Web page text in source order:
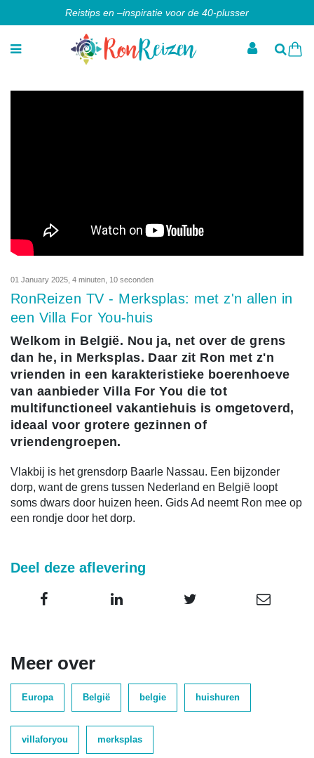
Reistips en –inspiratie voor de 40-plusser
01 January 2025 4 minuten, 10 seconden
RonReizen TV - Merksplas: met z'n allen in
een Villa For You-huis
Welkom in België. Nou ja, net over de grens
dan he, in Merksplas. Daar zit Ron met z'n
vrienden in een karakteristieke boerenhoeve
van aanbieder Villa For You die tot
multifunctioneel vakantiehuis is omgetoverd,
ideaal voor grotere gezinnen of
vriendengroepen.
Vlakbij is het grensdorp Baarle Nassau. Een bijzonder
dorp, want de grens tussen Nederland en België loopt
soms dwars door huizen heen. Gids Ad neemt Ron mee op
een rondje door het dorp.
Deel deze aflevering
Meer over
Europa België belgie huishuren
villaforyou merksplas